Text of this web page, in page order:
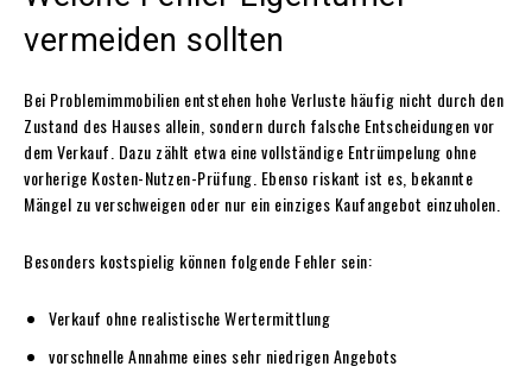
vermeiden sollten
Bei Problemimmobilien entstehen hohe Verluste häufig nicht durch den
Zustand des Hauses allein, sondern durch falsche Entscheidungen vor
dem Verkauf. Dazu zählt etwa eine vollständige Entrümpelung ohne
vorherige Kosten-Nutzen-Prüfung. Ebenso riskant ist es, bekannte
Mängel zu verschweigen oder nur ein einziges Kaufangebot einzuholen.
Besonders kostspielig können folgende Fehler sein:
Verkauf ohne realistische Wertermittlung
vorschnelle Annahme eines sehr niedrigen Angebots